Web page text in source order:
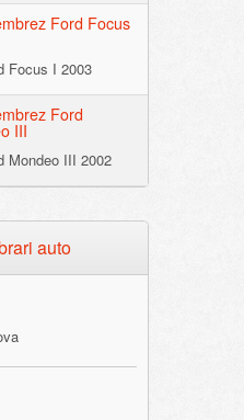
Ford Focus
Focus I 2003
Ford
III
Mondeo III 2002
auto